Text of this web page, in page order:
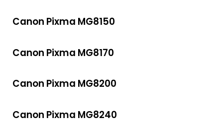
Canon Pixma MG8150
Canon Pixma MG8170
Canon Pixma MG8200
Canon Pixma MG8240